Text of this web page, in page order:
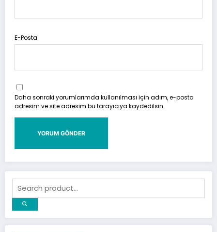
E-Posta
Daha sonraki yorumlarımda kullanılması için adım, e-posta
adresim ve site adresim bu tarayıcıya kaydedilsin.